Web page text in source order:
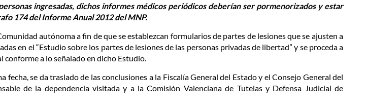
ingresadas, dichos informes médicos periódicos deberían ser pormenorizados y estar
174 del Informe Anual 2012 del MNP.
autónoma a fin de que se establezcan formularios de partes de lesiones que se ajusten a
en el “Estudio sobre los partes de lesiones de las personas privadas de libertad” y se proceda a
a lo señalado en dicho Estudio.
fecha, se da traslado de las conclusiones a la Fiscalía General del Estado y el Consejo General del
de la dependencia visitada y a la Comisión Valenciana de Tutelas y Defensa Judicial de